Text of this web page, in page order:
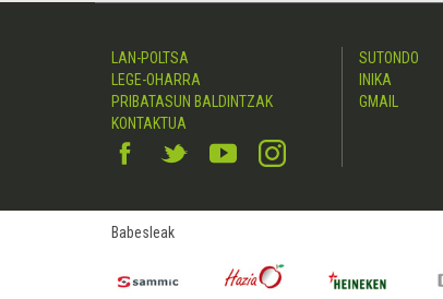
LAN-POLTSA
LEGE-OHARRA
PRIBATASUN BALDINTZAK
KONTAKTUA
SUTONDO
INIKA
GMAIL
Babesleak